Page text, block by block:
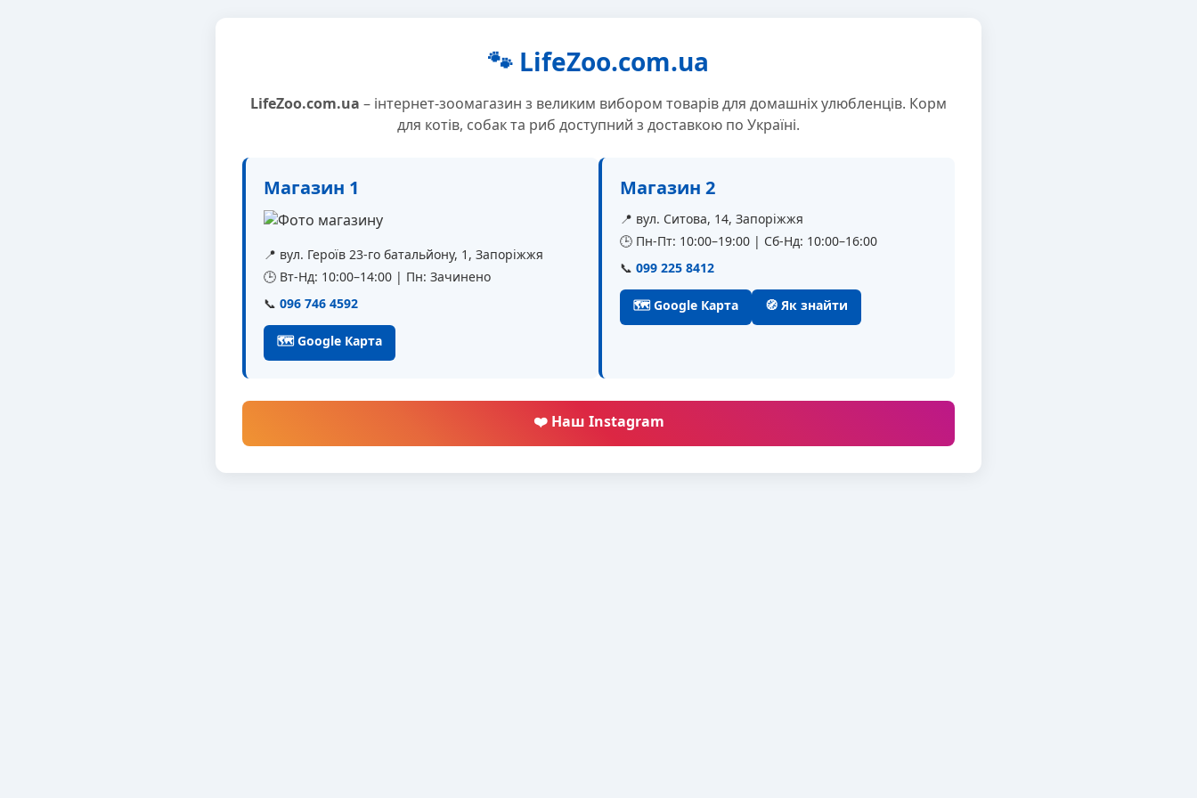
🐾 LifeZoo.com.ua
LifeZoo.com.ua – інтернет-зоомагазин з великим вибором товарів для домашніх улюбленців. Корм
для котів, собак та риб доступний з доставкою по Україні.
Магазин 1
📍 вул. Героїв 23-го батальйону, 1, Запоріжжя
🕒 Вт-Нд: 10:00–14:00 | Пн: Зачинено
📞 096 746 4592
🗺 Google Карта
Магазин 2
📍 вул. Ситова, 14, Запоріжжя
🕒 Пн-Пт: 10:00–19:00 | Сб-Нд: 10:00–16:00
📞 099 225 8412
🗺 Google Карта 🧭 Як знайти
❤️ Наш Instagram